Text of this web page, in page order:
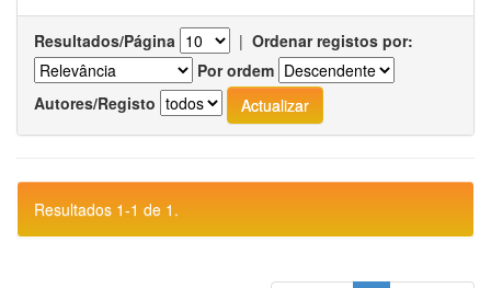
Resultados/Página | Ordenar registos por:
Por ordem
Autores/Registo
Resultados 1-1 de 1.